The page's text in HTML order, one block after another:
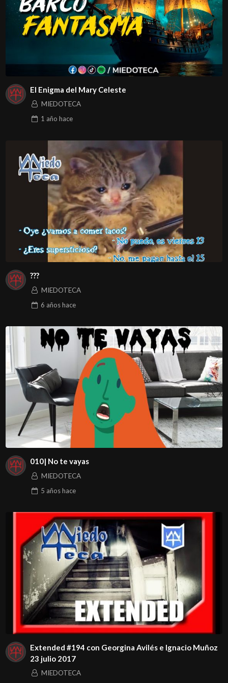
El Enigma del Mary Celeste
MIEDOTECA
1 año hace
???
MIEDOTECA
6 añoshace
010| No te vayas
MIEDOTECA
5 añoshace
Extended #194 con Georgina Avilés e Ignacio Muñoz
23 julio 2017
MIEDOTECA